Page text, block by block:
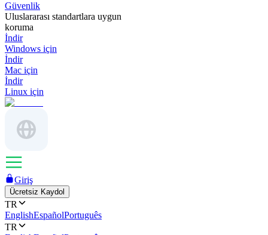
Güvenlik
Uluslararası standartlara uygun
koruma
İndir
Windows için
İndir
Mac için
İndir
Linux için
Giriş
Ücretsiz Kaydol
TR
EnglishEspañolPortuguês
TR